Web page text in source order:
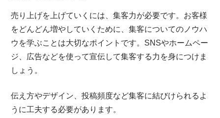
売り上げを上げていくには、集客力が必要です。お客様
をどんどん増やしていくために、集客についてのノウハ
ウを学ぶことは大切なポイントです。SNSやホームペー
ジ、広告などを使って宣伝して集客する力を身につけま
しょう。
伝え方やデザイン、投稿頻度など集客に結びけられるよ
うに工夫する必要があります。